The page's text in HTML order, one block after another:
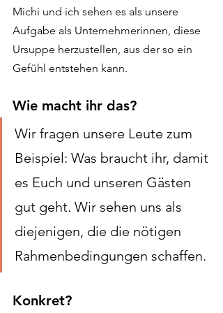
Michi und ich sehen es als unsere
Aufgabe als Unternehmerinnen, diese
Ursuppe herzustellen, aus der so ein
Gefühl entstehen kann.
Wie macht ihr das?
Wir fragen unsere Leute zum
Beispiel: Was braucht ihr, damit
es Euch und unseren Gästen
gut geht. Wir sehen uns als
diejenigen, die die nötigen
Rahmenbedingungen schaffen.
Konkret?